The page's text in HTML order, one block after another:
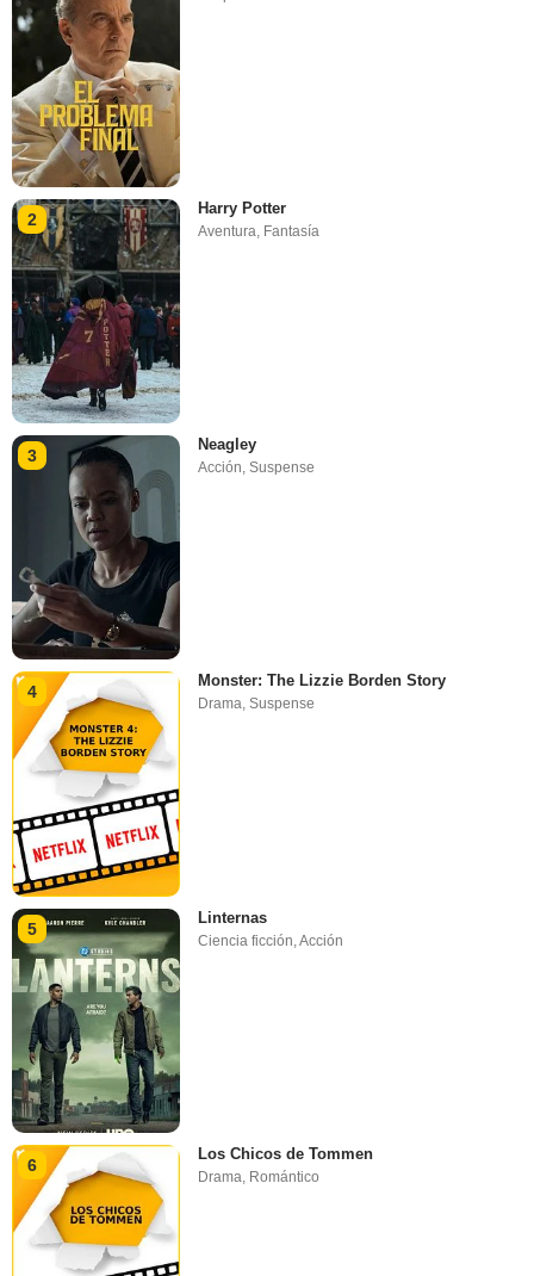
2
Harry Potter
Aventura, Fantasía
3
Neagley
Acción,Suspense
4
Monster: The Lizzie Borden Story
Drama,Suspense
5
Linternas
Ciencia ficción ,Acción
6
Los Chicos de Tommen
Drama, Romántico